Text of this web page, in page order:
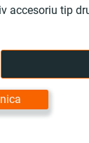
accesoriu tip